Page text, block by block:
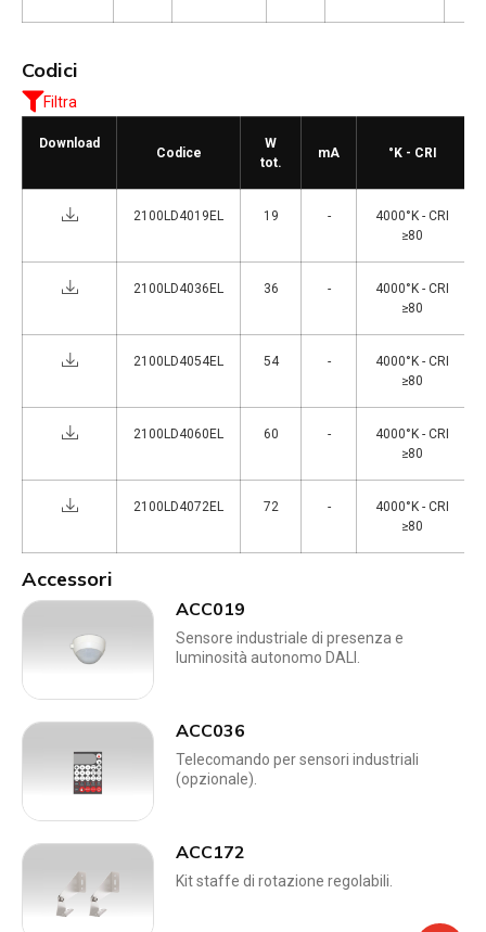
Codici
Filtra
Download
Codice
W
tot.
mA °K - CRI
2100LD4019EL 19 -
4000°K - CRI
≥80
2100LD4036EL 36 -
4000°K - CRI
≥80
2100LD4054EL 54 -
4000°K - CRI
≥80
2100LD4060EL 60 -
4000°K - CRI
≥80
2100LD4072EL 72 -
4000°K - CRI
≥80
Accessori
ACC019
Sensore industriale di presenza e
luminosità autonomo DALI.
ACC036
Telecomando per sensori industriali
(opzionale).
ACC172
Kit staffe di rotazione regolabili.